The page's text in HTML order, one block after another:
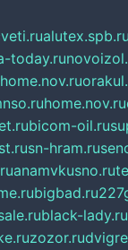
alutex.spb.ru
today.ru
home.nov.ru
bicom-oil.ru
sn-hram.ru
anamvkusno.ru
bigbad.ru
black-lady.ru
zozor.ru